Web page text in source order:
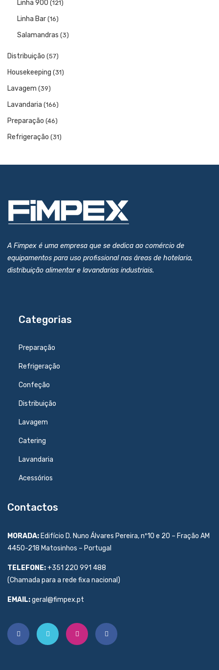
Linha 900 (121)
Linha Bar (16)
Salamandras (3)
Distribuição (57)
Housekeeping (31)
Lavagem (39)
Lavandaria (166)
Preparação (46)
Refrigeração (31)
A Fimpex é uma empresa que se dedica ao comércio de
equipamentos para uso profissional nas áreas de hotelaria,
distribuição alimentar e lavandarias industriais.
Categorias
Preparação
Refrigeração
Confeção
Distribuição
Lavagem
Catering
Lavandaria
Acessórios
Contactos
MORADA: Edifício D. Nuno Álvares Pereira, nº10 e 20 – Fração AM
4450-218 Matosinhos – Portugal
TELEFONE:+351 220 991 488
(Chamada para a rede fixa nacional)
EMAIL:geral@fimpex.pt